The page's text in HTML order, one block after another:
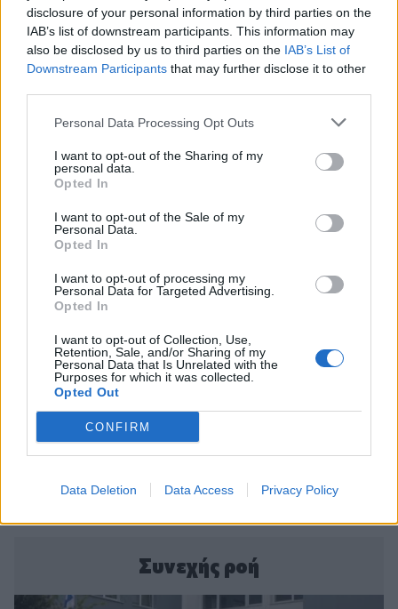
disclosure of your personal information by third parties on the
IAB’s list of downstream participants. This information may
also be disclosed by us to third parties on the IAB’s List of
Downstream Participants that may further disclose it to other
Personal Data Processing Opt Outs
I want to opt-out of the Sharing of my
personal data.
Opted In
I want to opt-out of the Sale of my
Personal Data.
Opted In
I want to opt-out of processing my
Personal Data for Targeted Advertising.
Opted In
I want to opt-out of Collection, Use,
Retention, Sale, and/or Sharing of my
Personal Data that Is Unrelated with the
Purposes for which it was collected.
Opted Out
CONFIRM
Data Deletion Data Access Privacy Policy
22:14
Ξεκινούν τα δοκιμαστικά δρομολόγια της επέκτασης του
Μετρό Θεσσαλονίκης
Τζόκερ: Αυτοί είναι οι τυχεροί αριθμοί που κερδίζουν
Συνεχής ροή